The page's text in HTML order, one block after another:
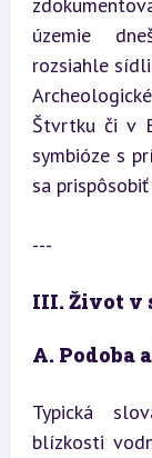
územie
rozsiahle
Štvrtku či v
symbióze s
sa
---
III. Život v
A. Podoba
Typická
blízkosti